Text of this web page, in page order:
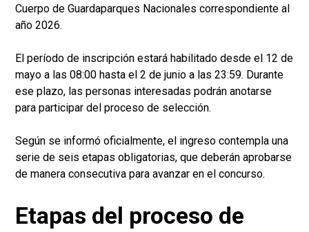
Cuerpo de Guardaparques Nacionales correspondiente al
año 2026.
El período de inscripción estará habilitado desde el 12 de
mayo a las 08:00 hasta el 2 de junio a las 23:59. Durante
ese plazo, las personas interesadas podrán anotarse
para participar del proceso de selección.
Según se informó oficialmente, el ingreso contempla una
serie de seis etapas obligatorias, que deberán aprobarse
de manera consecutiva para avanzar en el concurso.
Etapas del proceso de